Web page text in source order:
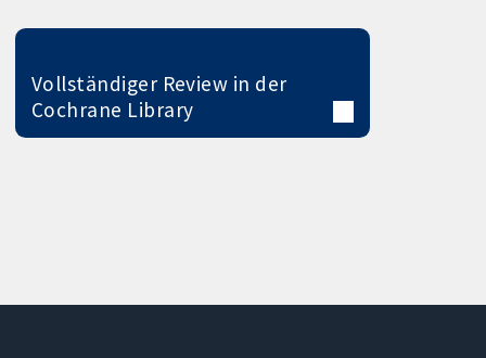
Vollständiger Review in der
Cochrane Library